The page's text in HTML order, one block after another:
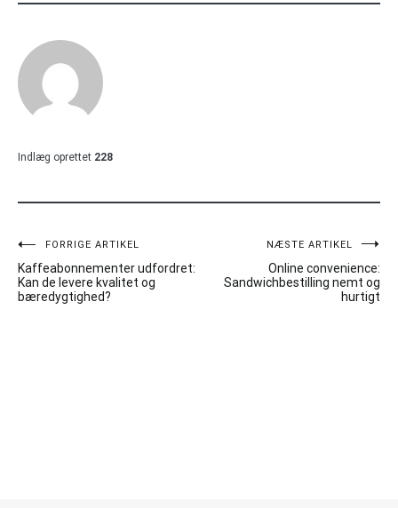
Indlæg oprettet 228
Indlægsnavigation
FORRIGE ARTIKEL
Kaffeabonnementer udfordret:
Kan de levere kvalitet og
bæredygtighed?
NÆSTE ARTIKEL
Online convenience:
Sandwichbestilling nemt og
hurtigt